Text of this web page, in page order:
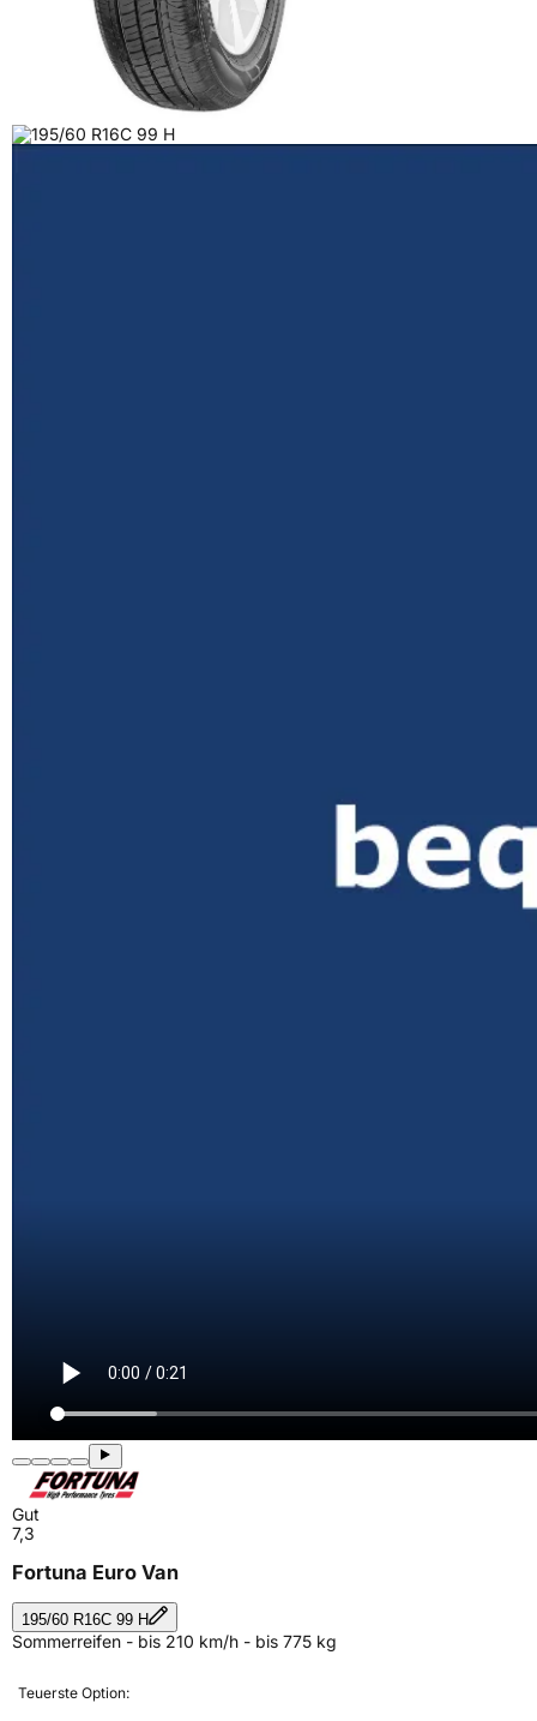
Gut
7,3
Fortuna Euro Van
195/60 R16C 99 H
Sommerreifen - bis 210 km/h - bis 775 kg
Teuerste Option: